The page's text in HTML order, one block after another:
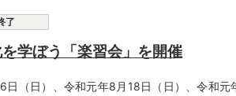
了
学ぼう「楽習会」を開催
日（日）、令和元年8月18日（日）、令和元